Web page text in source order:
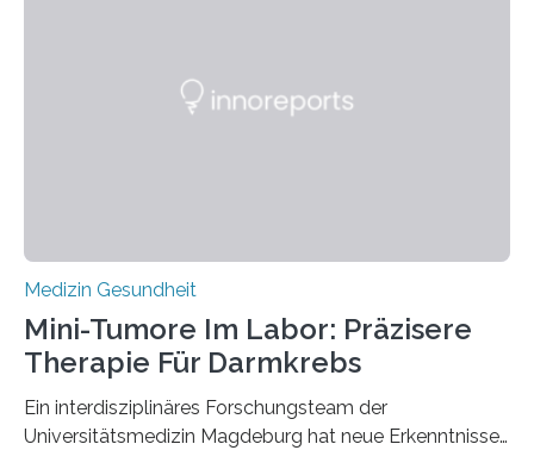
Medizin Gesundheit
Mini-Tumore Im Labor: Präzisere
Therapie Für Darmkrebs
Ein interdisziplinäres Forschungsteam der
Universitätsmedizin Magdeburg hat neue Erkenntnisse